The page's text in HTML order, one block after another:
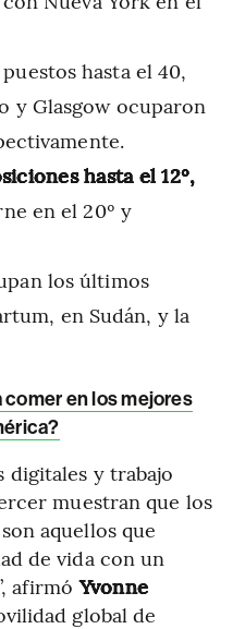
hasta el 40,
y Glasgow ocuparon
hasta el 12º,
en el 20º y
los últimos
en Sudán, y la
en los mejores
digitales y trabajo
muestran que los
aquellos que
de vida con un
afirmóYvonne
global de